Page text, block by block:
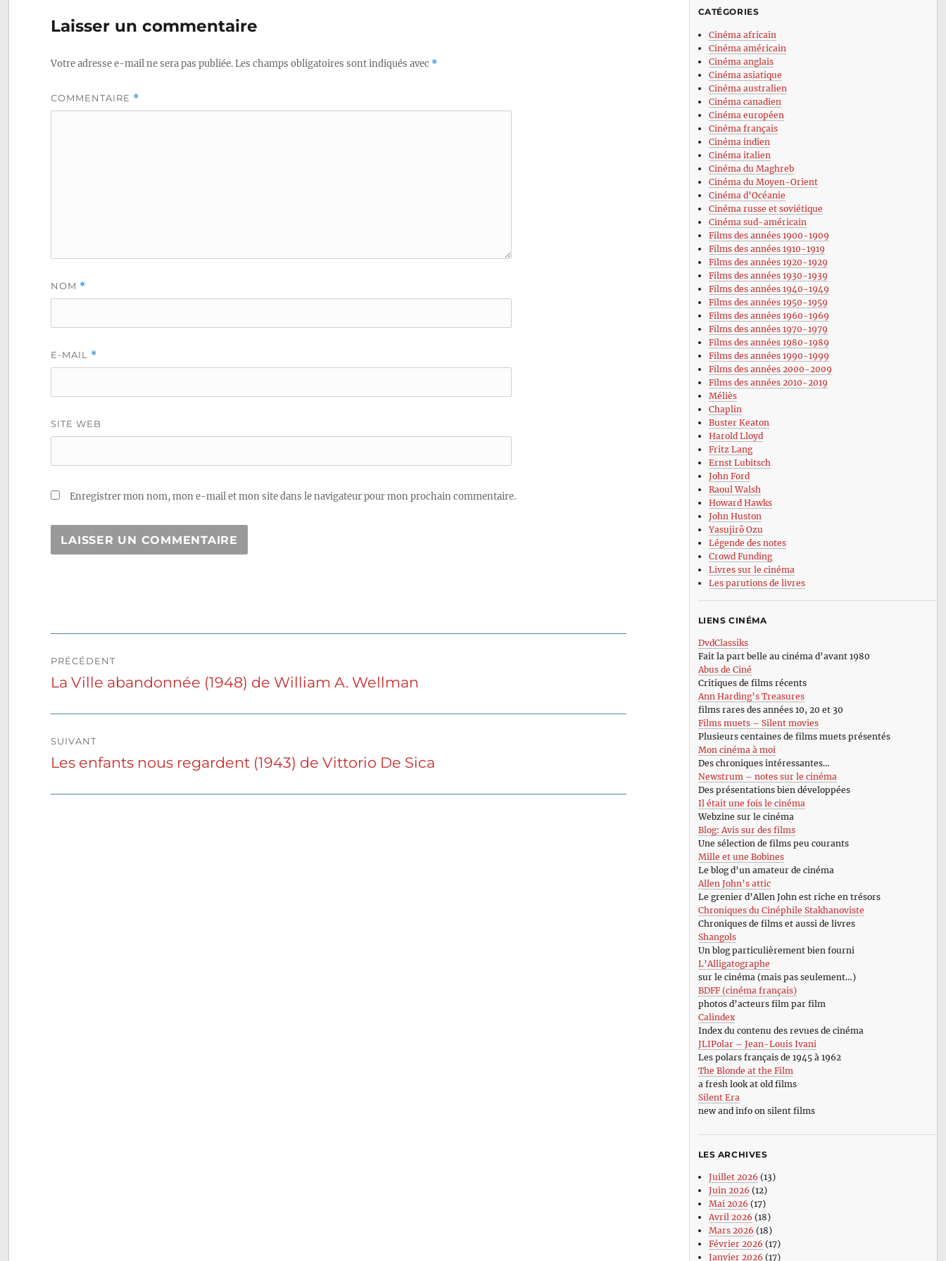
Laisser un commentaire
Votre adresse e-mail ne sera pas publiée.Les champs obligatoires sont indiqués avec *
COMMENTAIRE *
NOM *
E-MAIL *
SITE WEB
Enregistrer mon nom, mon e-mail et mon site dans le navigateur pour mon prochain commentaire.
de
PRÉCÉDENT
Publication
La Ville abandonnée (1948) de William A. Wellman
SUIVANT
Publication
Les enfants nous regardent (1943) de Vittorio De Sica
CATÉGORIES
Cinéma africain
Cinéma américain
Cinéma anglais
Cinéma asiatique
Cinéma australien
Cinéma canadien
Cinéma européen
Cinéma français
Cinéma indien
Cinéma italien
Cinéma du Maghreb
Cinéma du Moyen-Orient
Cinéma d’Océanie
Cinéma russe et soviétique
Cinéma sud-américain
Films des années 1900-1909
Films des années 1910-1919
Films des années 1920-1929
Films des années 1930-1939
Films des années 1940-1949
Films des années 1950-1959
Films des années 1960-1969
Films des années 1970-1979
Films des années 1980-1989
Films des années 1990-1999
Films des années 2000-2009
Films des années 2010-2019
Méliès
Chaplin
Buster Keaton
Harold Lloyd
Fritz Lang
Ernst Lubitsch
John Ford
Raoul Walsh
Howard Hawks
John Huston
Yasujirô Ozu
Légende des notes
Crowd Funding
Livres sur le cinéma
Les parutions de livres
LIENS CINÉMA
DvdClassiks
Fait la part belle au cinéma d’avant 1980
Abus de Ciné
Critiques de films récents
Ann Harding’s Treasures
films rares des années 10, 20 et 30
Films muets – Silent movies
Plusieurs centaines de films muets présentés
Mon cinéma à moi
Des chroniques intéressantes…
Newstrum – notes sur le cinéma
Des présentations bien développées
Il était une fois le cinéma
Webzine sur le cinéma
Blog: Avis sur des films
Une sélection de films peu courants
Mille et une Bobines
Le blog d’un amateur de cinéma
Allen John’s attic
Le grenier d’Allen John est riche en trésors
Chroniques du Cinéphile Stakhanoviste
Chroniques de films et aussi de livres
Shangols
Un blog particulièrement bien fourni
L’Alligatographe
sur le cinéma (mais pas seulement…)
BDFF (cinéma français)
photos d’acteurs film par film
Calindex
Index du contenu des revues de cinéma
JLIPolar – Jean-Louis Ivani
Les polars français de 1945 à 1962
The Blonde at the Film
a fresh look at old films
Silent Era
new and info on silent films
LES ARCHIVES
Juillet 2026 (13)
Juin 2026 (12)
Mai 2026 (17)
Avril 2026 (18)
Mars 2026 (18)
Février 2026 (17)
Janvier 2026 (17)